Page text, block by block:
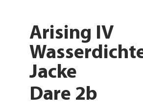
Arising IV
Jacke
Dare 2b